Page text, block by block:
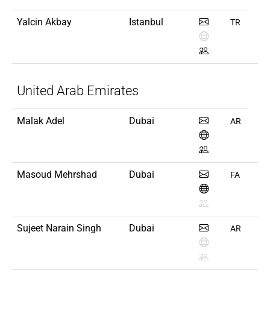
Yalcin Akbay Istanbul TR
United Arab Emirates
Malak Adel Dubai AR
Masoud Mehrshad Dubai FA
Sujeet Narain Singh Dubai AR